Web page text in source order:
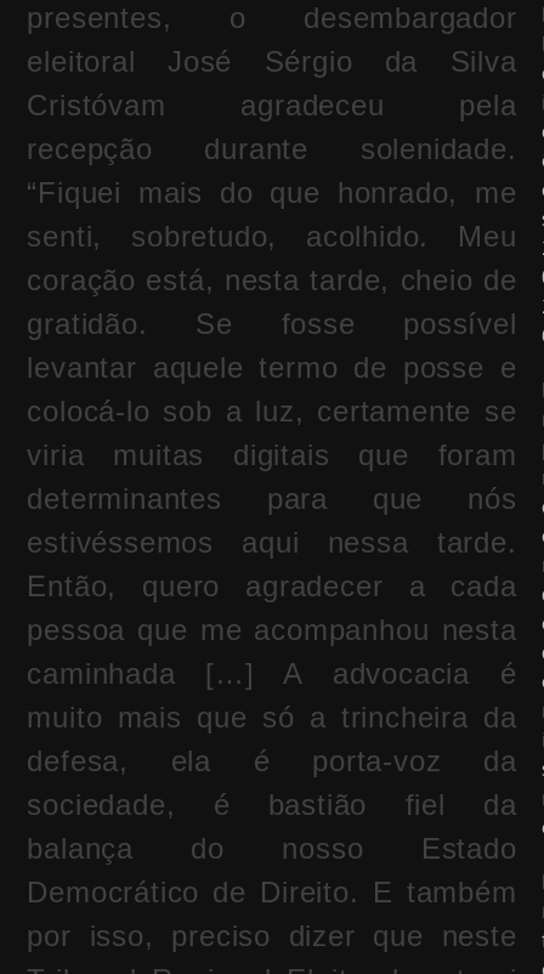
presentes, o desembargador
eleitoral José Sérgio da Silva
Cristóvam agradeceu pela
recepção durante solenidade.
“Fiquei mais do que honrado, me
senti, sobretudo, acolhido. Meu
coração está, nesta tarde, cheio de
gratidão. Se fosse possível
levantar aquele termo de posse e
colocá-lo sob a luz, certamente se
viria muitas digitais que foram
determinantes para que nós
estivéssemos aqui nessa tarde.
Então, quero agradecer a cada
pessoa que me acompanhou nesta
caminhada […] A advocacia é
muito mais que só a trincheira da
defesa, ela é porta-voz da
sociedade, é bastião fiel da
balança do nosso Estado
Democrático de Direito. E também
por isso, preciso dizer que neste